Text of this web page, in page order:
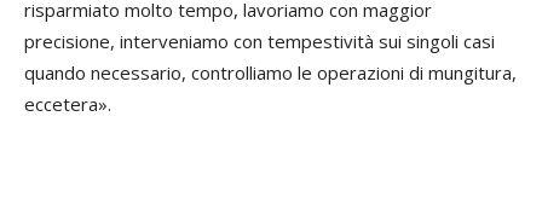
risparmiato molto tempo, lavoriamo con maggior
precisione, interveniamo con tempestività sui singoli casi
quando necessario, controlliamo le operazioni di mungitura,
eccetera».